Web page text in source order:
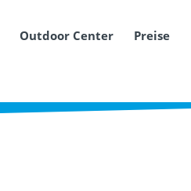
Outdoor Center Preise